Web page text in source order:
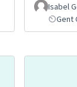
Isabel
Gent